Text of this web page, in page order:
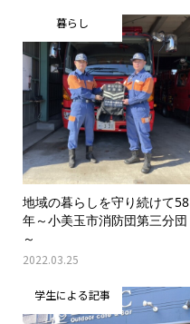
暮らし
地域の暮らしを守り続けて58
年～小美玉市消防団第三分団
～
2022.03.25
学生による記事